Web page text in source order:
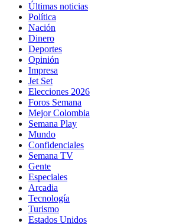
Últimas noticias
Política
Nación
Dinero
Deportes
Opinión
Impresa
Jet Set
Elecciones 2026
Foros Semana
Mejor Colombia
Semana Play
Mundo
Confidenciales
Semana TV
Gente
Especiales
Arcadia
Tecnología
Turismo
Estados Unidos